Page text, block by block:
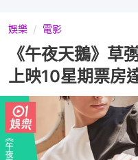
娛樂 電影
《午夜天鵝》草
上映10星期票房